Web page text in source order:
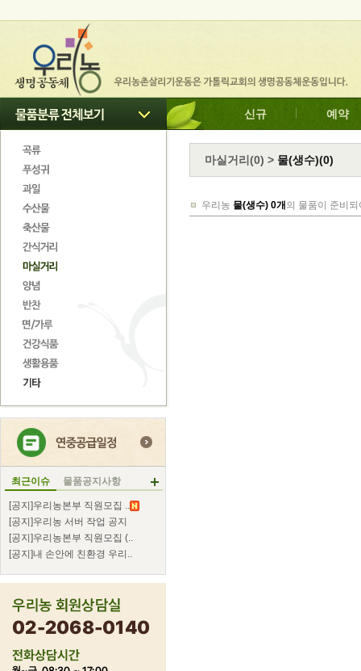
신규 예약
최근이슈 물품공지사항
[공지]우리농본부 직원모집 ..
[공지]우리농 서버 작업 공지
[공지]우리농본부 직원모집 (..
[공지]내 손안에 친환경 우리..
마실거리 (0) > 물(생수)(0)
우리농 물(생수) 0개 의 물품이 준비